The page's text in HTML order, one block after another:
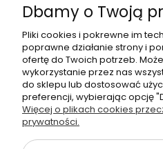
Pokaż pełną
Dbamy o Twoją
Pliki cookies i pokrewne im
poprawne działanie strony i
ofertę do Twoich potrzeb.
wykorzystanie przez nas
do sklepu lub dostosować
preferencji, wybierając opcję
Więcej o plikach cookies
prywatności.